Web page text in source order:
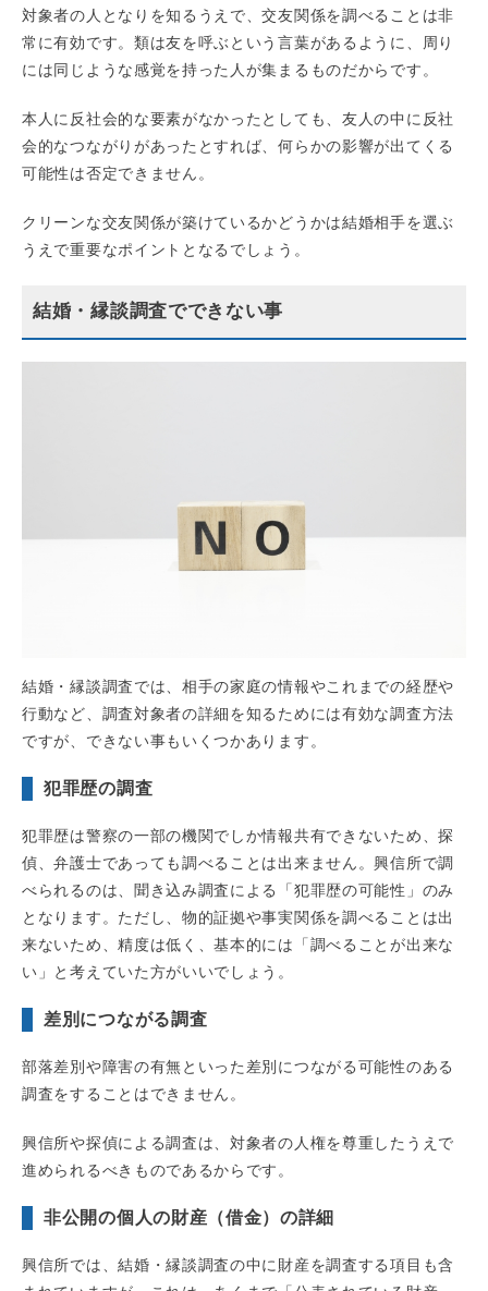
対象者の人となりを知るうえで、交友関係を調べることは非
常に有効です。類は友を呼ぶという言葉があるように、周り
には同じような感覚を持った人が集まるものだからです。
本人に反社会的な要素がなかったとしても、友人の中に反社
会的なつながりがあったとすれば、何らかの影響が出てくる
可能性は否定できません。
クリーンな交友関係が築けているかどうかは結婚相手を選ぶ
うえで重要なポイントとなるでしょう。
結婚・縁談調査でできない事
結婚・縁談調査では、相手の家庭の情報やこれまでの経歴や
行動など、調査対象者の詳細を知るためには有効な調査方法
ですが、できない事もいくつかあります。
犯罪歴の調査
犯罪歴は警察の一部の機関でしか情報共有できないため、探
偵、弁護士であっても調べることは出来ません。興信所で調
べられるのは、聞き込み調査による「犯罪歴の可能性」のみ
となります。ただし、物的証拠や事実関係を調べることは出
来ないため、精度は低く、基本的には「調べることが出来な
い」と考えていた方がいいでしょう。
差別につながる調査
部落差別や障害の有無といった差別につながる可能性のある
調査をすることはできません。
興信所や探偵による調査は、対象者の人権を尊重したうえで
進められるべきものであるからです。
非公開の個人の財産（借金）の詳細
興信所では、結婚・縁談調査の中に財産を調査する項目も含